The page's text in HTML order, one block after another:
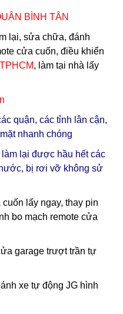
BÌNH TÂN
lại, sửa chữa, đánh
cửa cuốn, điều khiển
, làm tại nhà lấy
quận, các tỉnh lân cận,
nhanh chóng
lại được hầu hết các
bị rơi vỡ không sử
lấy ngay, thay pin
bo mạch remote cửa
garage trượt trần tự
xe tự động JG hình